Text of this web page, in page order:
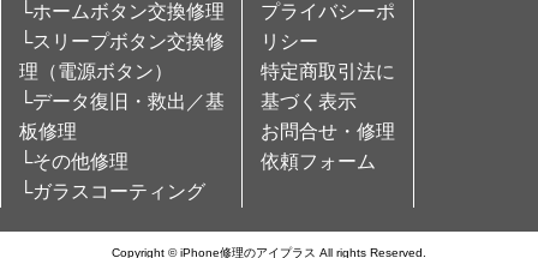
└ホームボタン交換修理
└スリープボタン交換修
理（電源ボタン）
└データ復旧・救出／基
板修理
└その他修理
└ガラスコーティング
プライバシーポ
リシー
特定商取引法に
基づく表示
お問合せ・修理
依頼フォーム
Copyright © iPhone修理のアイプラス All rights Reserved.